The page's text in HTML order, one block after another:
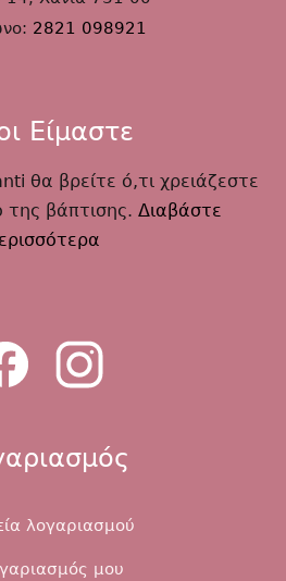
2821 098921
Είμαστε
θα βρείτε ό,τι χρειάζεστε
της βάπτισης. Διαβάστε
λογαριασμού
μου